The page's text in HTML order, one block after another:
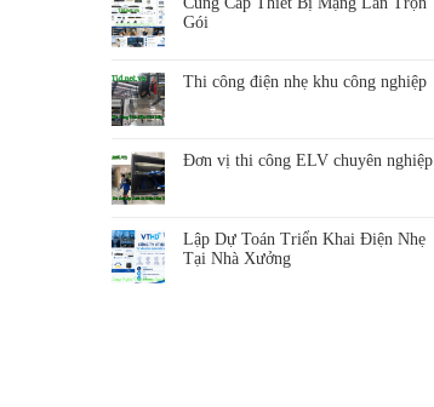
Gói
Thi công điện nhẹ khu công nghiệp
Đơn vị thi công ELV chuyên nghiệp
Lập Dự Toán Triển Khai Điện Nhẹ
Tại Nhà Xưởng